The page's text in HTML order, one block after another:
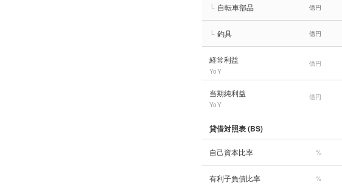
└ 自転車部品 億円
└ 釣具 億円
経常利益
YoY
億円
当期純利益
YoY
億円
貸借対照表 (BS)
自己資本比率 %
有利子負債比率 %